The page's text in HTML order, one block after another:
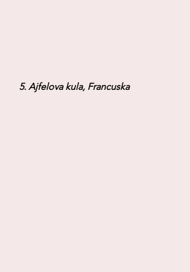
5. Ajfelova kula, Francuska